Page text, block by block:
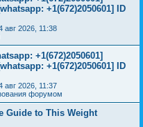
+1(672)2050601] ID
авг 2026, 11:38
+1(672)2050601]
+1(672)2050601] ID
авг 2026, 11:37
форумом
Guide to This Weight